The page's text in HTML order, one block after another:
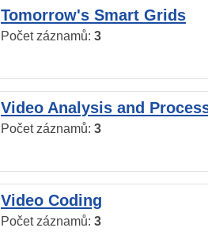
Tomorrow's Smart Grids
Počet záznamů: 3
Video Analysis and
Počet záznamů: 3
Video Coding
Počet záznamů: 3